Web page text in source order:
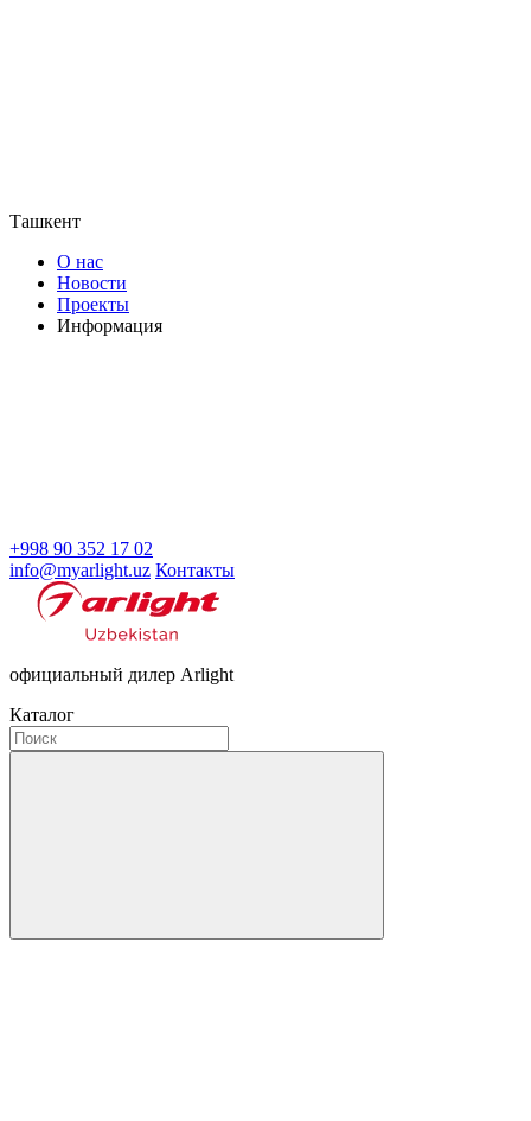
Ташкент
О нас
Новости
Проекты
Информация
+998 90 352 17 02
info@myarlight.uz Контакты
официальный дилер Arlight
Каталог